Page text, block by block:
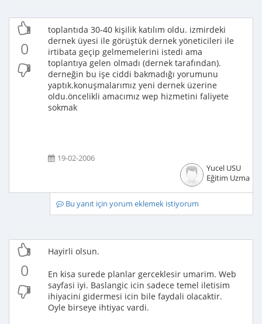
0
toplantıda 30-40 kişilik katılım oldu. izmirdeki
dernek üyesi ile görüştük dernek yöneticileri ile
irtibata geçip gelmemelerini istedi ama
toplantıya gelen olmadı (dernek tarafından).
derneğin bu işe ciddi bakmadığı yorumunu
yaptık.konuşmalarımız yeni dernek üzerine
oldu.öncelikli amacımız wep hizmetini faliyete
sokmak
19-02-2006
Yucel USU
Eğitim Uzmanı
Bu yanıt için yorum eklemek istiyorum
0
Hayirli olsun.
En kisa surede planlar gerceklesir umarim. Web
sayfasi iyi. Baslangic icin sadece temel iletisim
ihiyacini gidermesi icin bile faydali olacaktir.
Oyle birseye ihtiyac vardi.